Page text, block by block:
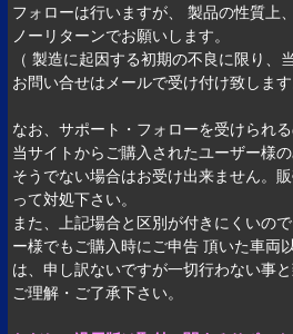
フォローは行いますが、 製品の性質上
ノーリターンでお願いします。
（ 製造に起因する初期の不良に限り、
お問い合せはメールで受け付け致します
なお、サポート・フォローを受けられ
当サイトからご購入されたユーザー様の
そうでない場合はお受け出来ません。
って対処下さい。
また、上記場合と区別が付きにくいの
ー様でもご購入時にご申告 頂いた車両
は、申し訳ないですが一切行わない事と
ご理解・ご了承下さい。